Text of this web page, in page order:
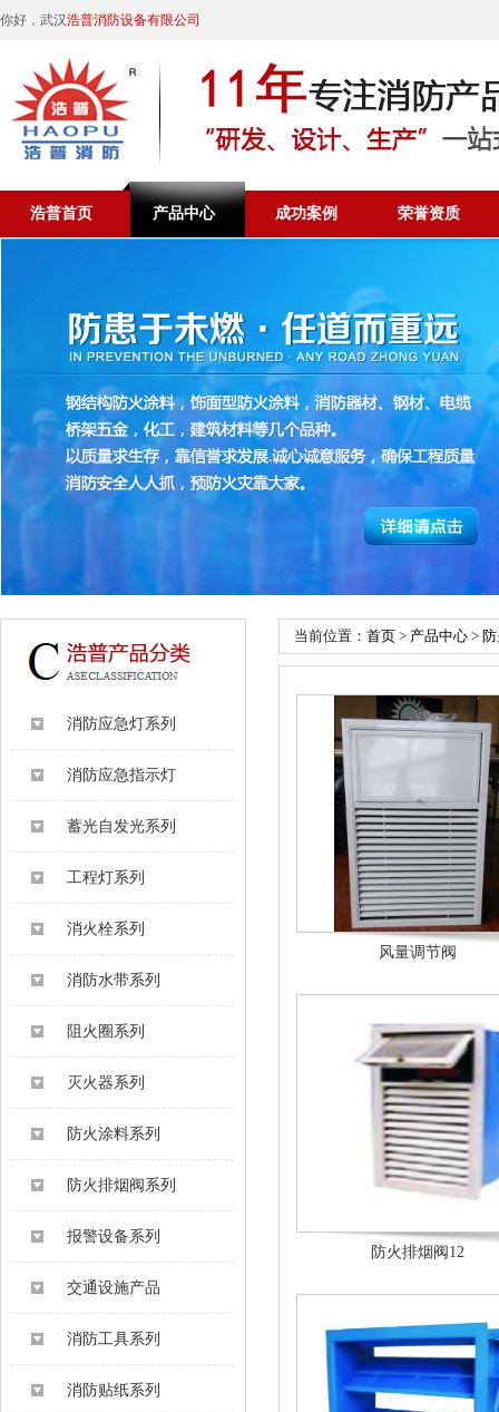
你好，武汉浩普消防设备有限公司
浩普首页 产品中心 成功案例 荣誉资质
消防应急灯系列
消防应急指示灯
蓄光自发光系列
工程灯系列
消火栓系列
消防水带系列
阻火圈系列
灭火器系列
防火涂料系列
防火排烟阀系列
报警设备系列
交通设施产品
消防工具系列
消防贴纸系列
当前位置： 首页 > 产品中心 >
风量调节阀
防火排烟阀12